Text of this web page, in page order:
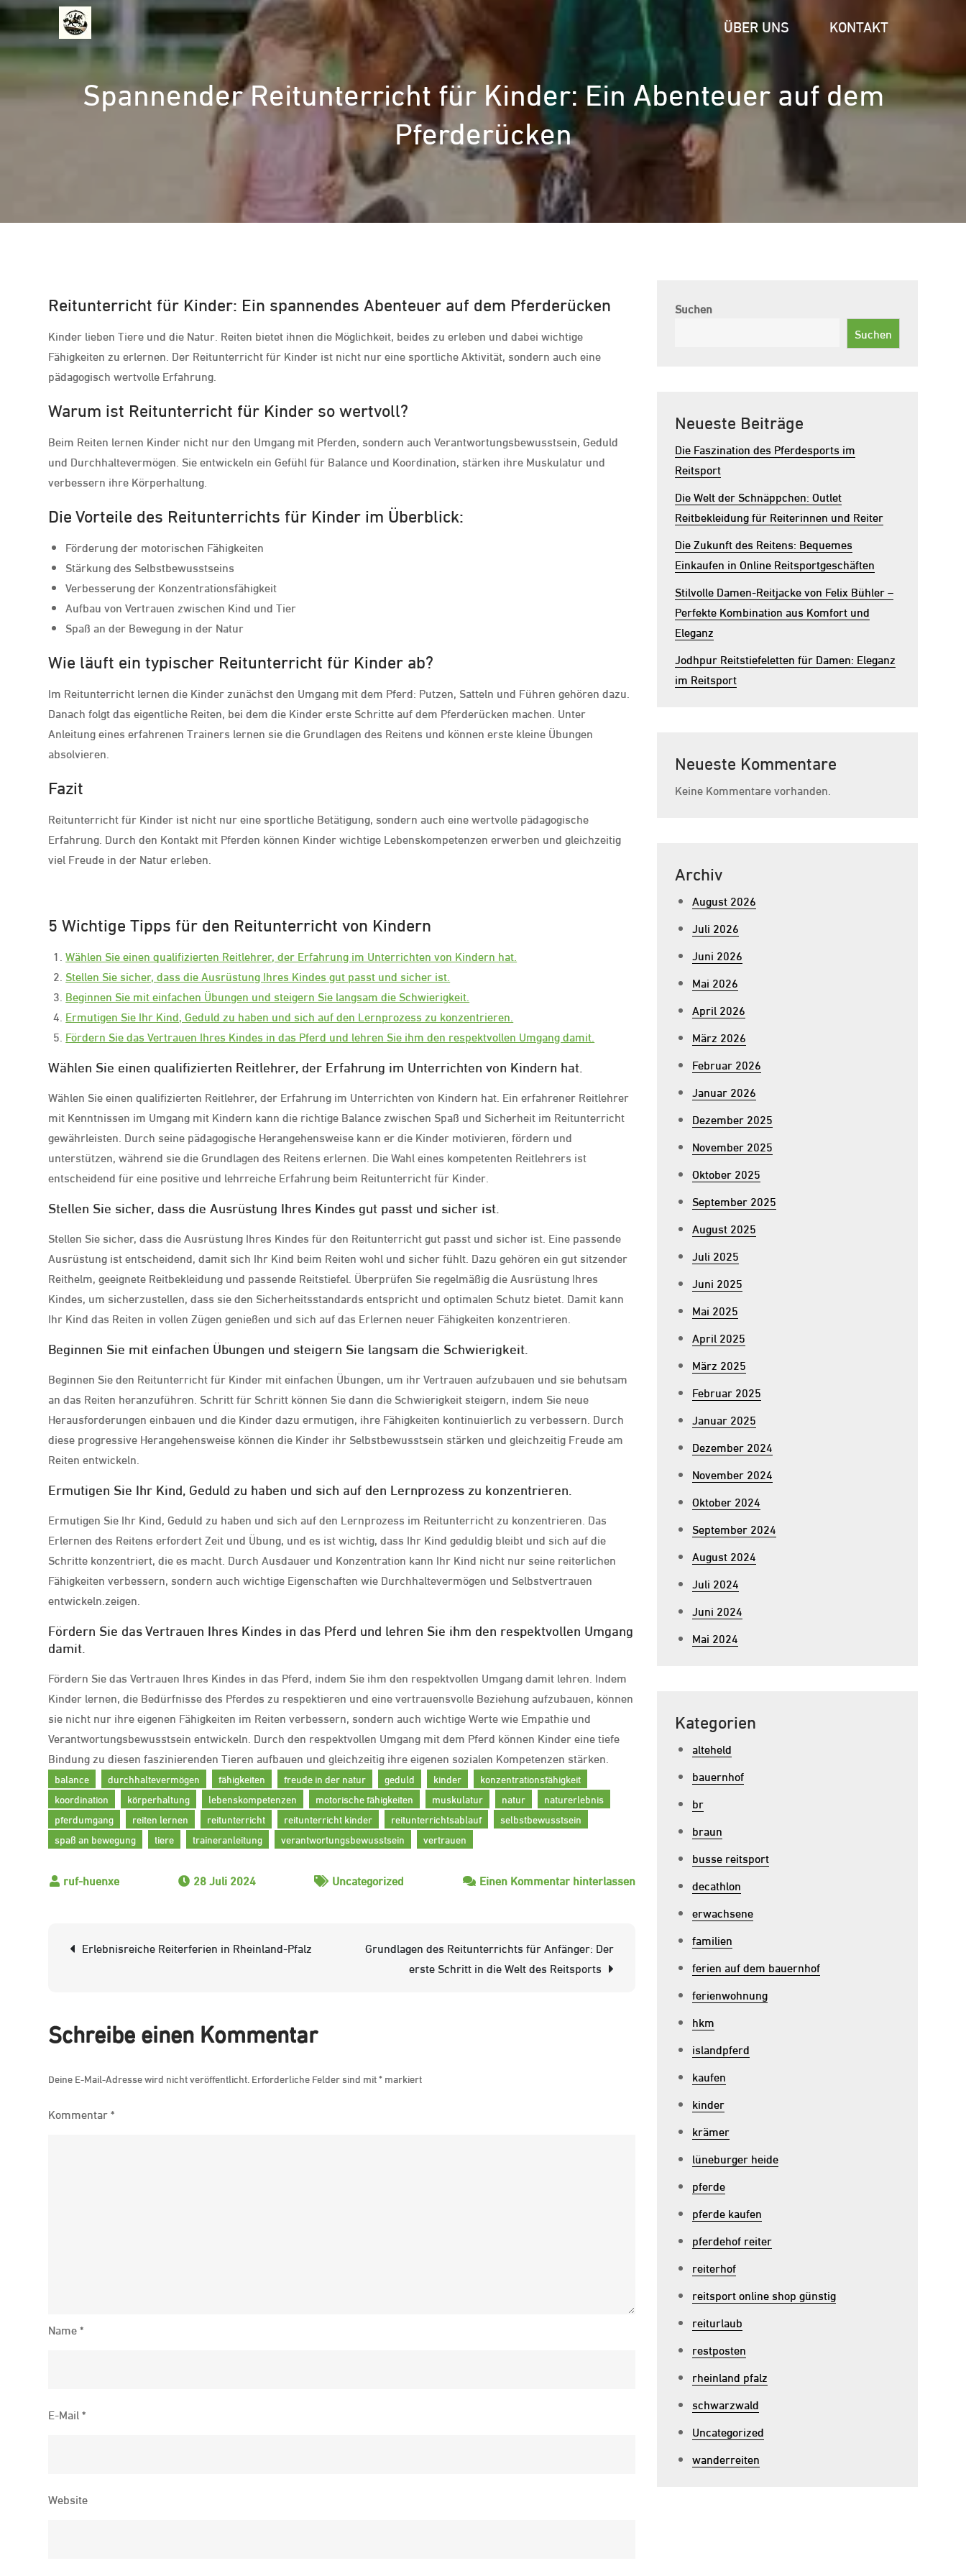
Zum
Inhalt
springen
ÜBER UNS KONTAKT
Spannender Reitunterricht für Kinder: Ein Abenteuer auf dem
Pferderücken
Reitunterricht für Kinder: Ein spannendes Abenteuer auf dem Pferderücken
Kinder lieben Tiere und die Natur. Reiten bietet ihnen die Möglichkeit, beides zu erleben und dabei wichtige
Fähigkeiten zu erlernen. Der Reitunterricht für Kinder ist nicht nur eine sportliche Aktivität, sondern auch eine
pädagogisch wertvolle Erfahrung.
Warum ist Reitunterricht für Kinder so wertvoll?
Beim Reiten lernen Kinder nicht nur den Umgang mit Pferden, sondern auch Verantwortungsbewusstsein, Geduld
und Durchhaltevermögen. Sie entwickeln ein Gefühl für Balance und Koordination, stärken ihre Muskulatur und
verbessern ihre Körperhaltung.
Die Vorteile des Reitunterrichts für Kinder im Überblick:
Förderung der motorischen Fähigkeiten
Stärkung des Selbstbewusstseins
Verbesserung der Konzentrationsfähigkeit
Aufbau von Vertrauen zwischen Kind und Tier
Spaß an der Bewegung in der Natur
Wie läuft ein typischer Reitunterricht für Kinder ab?
Im Reitunterricht lernen die Kinder zunächst den Umgang mit dem Pferd: Putzen, Satteln und Führen gehören dazu.
Danach folgt das eigentliche Reiten, bei dem die Kinder erste Schritte auf dem Pferderücken machen. Unter
Anleitung eines erfahrenen Trainers lernen sie die Grundlagen des Reitens und können erste kleine Übungen
absolvieren.
Fazit
Reitunterricht für Kinder ist nicht nur eine sportliche Betätigung, sondern auch eine wertvolle pädagogische
Erfahrung. Durch den Kontakt mit Pferden können Kinder wichtige Lebenskompetenzen erwerben und gleichzeitig
viel Freude in der Natur erleben.
5 Wichtige Tipps für den Reitunterricht von Kindern
Wählen Sie einen qualifizierten Reitlehrer, der Erfahrung im Unterrichten von Kindern hat.
Stellen Sie sicher, dass die Ausrüstung Ihres Kindes gut passt und sicher ist.
Beginnen Sie mit einfachen Übungen und steigern Sie langsam die Schwierigkeit.
Ermutigen Sie Ihr Kind, Geduld zu haben und sich auf den Lernprozess zu konzentrieren.
Fördern Sie das Vertrauen Ihres Kindes in das Pferd und lehren Sie ihm den respektvollen Umgang damit.
Wählen Sie einen qualifizierten Reitlehrer, der Erfahrung im Unterrichten von Kindern hat.
Wählen Sie einen qualifizierten Reitlehrer, der Erfahrung im Unterrichten von Kindern hat. Ein erfahrener Reitlehrer
mit Kenntnissen im Umgang mit Kindern kann die richtige Balance zwischen Spaß und Sicherheit im Reitunterricht
gewährleisten. Durch seine pädagogische Herangehensweise kann er die Kinder motivieren, fördern und
unterstützen, während sie die Grundlagen des Reitens erlernen. Die Wahl eines kompetenten Reitlehrers ist
entscheidend für eine positive und lehrreiche Erfahrung beim Reitunterricht für Kinder.
Stellen Sie sicher, dass die Ausrüstung Ihres Kindes gut passt und sicher ist.
Stellen Sie sicher, dass die Ausrüstung Ihres Kindes für den Reitunterricht gut passt und sicher ist. Eine passende
Ausrüstung ist entscheidend, damit sich Ihr Kind beim Reiten wohl und sicher fühlt. Dazu gehören ein gut sitzender
Reithelm, geeignete Reitbekleidung und passende Reitstiefel. Überprüfen Sie regelmäßig die Ausrüstung Ihres
Kindes, um sicherzustellen, dass sie den Sicherheitsstandards entspricht und optimalen Schutz bietet. Damit kann
Ihr Kind das Reiten in vollen Zügen genießen und sich auf das Erlernen neuer Fähigkeiten konzentrieren.
Beginnen Sie mit einfachen Übungen und steigern Sie langsam die Schwierigkeit.
Beginnen Sie den Reitunterricht für Kinder mit einfachen Übungen, um ihr Vertrauen aufzubauen und sie behutsam
an das Reiten heranzuführen. Schritt für Schritt können Sie dann die Schwierigkeit steigern, indem Sie neue
Herausforderungen einbauen und die Kinder dazu ermutigen, ihre Fähigkeiten kontinuierlich zu verbessern. Durch
diese progressive Herangehensweise können die Kinder ihr Selbstbewusstsein stärken und gleichzeitig Freude am
Reiten entwickeln.
Ermutigen Sie Ihr Kind, Geduld zu haben und sich auf den Lernprozess zu konzentrieren.
Ermutigen Sie Ihr Kind, Geduld zu haben und sich auf den Lernprozess im Reitunterricht zu konzentrieren. Das
Erlernen des Reitens erfordert Zeit und Übung, und es ist wichtig, dass Ihr Kind geduldig bleibt und sich auf die
Schritte konzentriert, die es macht. Durch Ausdauer und Konzentration kann Ihr Kind nicht nur seine reiterlichen
Fähigkeiten verbessern, sondern auch wichtige Eigenschaften wie Durchhaltevermögen und Selbstvertrauen
entwickeln.zeigen.
Fördern Sie das Vertrauen Ihres Kindes in das Pferd und lehren Sie ihm den respektvollen Umgang
damit.
Fördern Sie das Vertrauen Ihres Kindes in das Pferd, indem Sie ihm den respektvollen Umgang damit lehren. Indem
Kinder lernen, die Bedürfnisse des Pferdes zu respektieren und eine vertrauensvolle Beziehung aufzubauen, können
sie nicht nur ihre eigenen Fähigkeiten im Reiten verbessern, sondern auch wichtige Werte wie Empathie und
Verantwortungsbewusstsein entwickeln. Durch den respektvollen Umgang mit dem Pferd können Kinder eine tiefe
Bindung zu diesen faszinierenden Tieren aufbauen und gleichzeitig ihre eigenen sozialen Kompetenzen stärken.
balance durchhaltevermögen fähigkeiten freude in der natur geduld kinder
konzentrationsfähigkeit
koordination
körperhaltung lebenskompetenzen motorische fähigkeiten muskulatur natur
naturerlebnis
pferdumgang
reiten lernen reitunterricht reitunterricht kinder reitunterrichtsablauf
selbstbewusstsein
spaß an bewegung
tiere traineranleitung verantwortungsbewusstsein vertrauen
28 Juli 2024 Uncategorized Einen Kommentar hinterlassenzu
Spannender
Reitunterricht
Abenteuer
Pferderücken
Beitrags-
Erlebnisreiche Reiterferien in Rheinland-Pfalz
Grundlagen des Reitunterrichts für Anfänger: Der
erste Schritt in die Welt des Reitsports
Schreibe einen Kommentar
Deine E-Mail-Adresse wird nicht veröffentlicht. Erforderliche Felder sind mit*markiert
Kommentar*
Name*
E-Mail*
Website
Suchen
Suchen
Neueste Beiträge
Die Faszination des Pferdesports im
Reitsport
Die Welt der Schnäppchen: Outlet
Reitbekleidung für Reiterinnen und Reiter
Die Zukunft des Reitens: Bequemes
Einkaufen in Online Reitsportgeschäften
Stilvolle Damen-Reitjacke von Felix Bühler –
Perfekte Kombination aus Komfort und
Eleganz
Jodhpur Reitstiefeletten für Damen: Eleganz
im Reitsport
Neueste Kommentare
Keine Kommentare vorhanden.
Archiv
August 2026
Juli 2026
Juni 2026
Mai 2026
April 2026
März 2026
Februar 2026
Januar 2026
Dezember 2025
November 2025
Oktober 2025
September 2025
August 2025
Juli 2025
Juni 2025
Mai 2025
April 2025
März 2025
Februar 2025
Januar 2025
Dezember 2024
November 2024
Oktober 2024
September 2024
August 2024
Juli 2024
Juni 2024
Mai 2024
Kategorien
alteheld
bauernhof
br
braun
busse reitsport
decathlon
erwachsene
familien
ferien auf dem bauernhof
ferienwohnung
hkm
islandpferd
kaufen
kinder
krämer
lüneburger heide
pferde
pferde kaufen
pferdehof reiter
reiterhof
reitsport online shop günstig
reiturlaub
restposten
rheinland pfalz
schwarzwald
Uncategorized
wanderreiten